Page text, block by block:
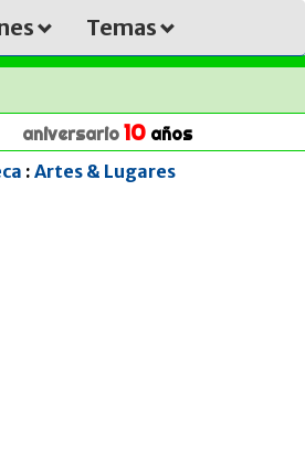
Temas
aniversario 10 años
: Artes & Lugares